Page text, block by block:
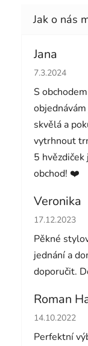
Jana
Hodnocení
7.3.2024
S
skvělá a
vytrhnout
5
obchod! ❤️
Veronika
Hodnocení
17.12.2023
Pěkné
jednání a
doporučit.
Roman
Hodnocení
14.10.2022
Perfektní